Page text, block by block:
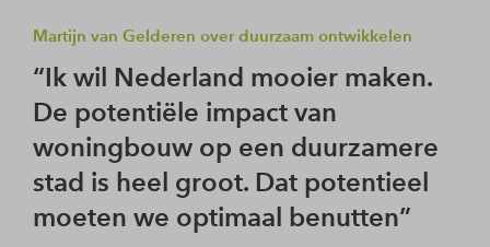
Martijn van Gelderen over duurzaam ontwikkelen
Ik wil Nederland mooier maken.
De potentiële impact van
woningbouw op een duurzamere
stad is heel groot. Dat potentieel
moeten we optimaal benutten